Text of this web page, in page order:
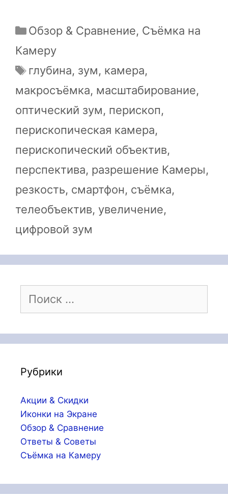
Рубрики
Обзор & Сравнение, Съёмка на
Камеру
Метки
глубина, зум, камера,
макросъёмка, масштабирование,
оптический зум, перископ,
перископическая камера,
перископический объектив,
перспектива, разрешение Камеры,
резкость, смартфон, съёмка,
телеобъектив, увеличение,
цифровой зум
Рубрики
Акции & Скидки
Иконки на Экране
Обзор & Сравнение
Ответы & Советы
Съёмка на Камеру